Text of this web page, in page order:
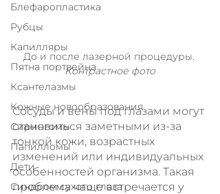
Блефаропластика
Рубцы
Капилляры
Пятна портвейна
Ксантелазмы
Кожные новообразования
Сирингомы
Папилломы
Дети
Синдром сухого глаза
До и после лазерной процедуры.
Контрастное фото
Сосуды и вены под глазами могут
становиться заметными из-за
тонкой кожи, возрастных
изменений или индивидуальных
особенностей организма. Такая
проблема чаще встречается у